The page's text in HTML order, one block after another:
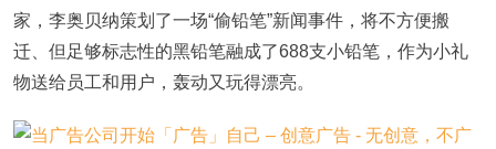
家，李奥贝纳策划了一场“偷铅笔”新闻事件，将不方便搬
迁、但足够标志性的黑铅笔融成了688支小铅笔，作为小礼
物送给员工和用户，轰动又玩得漂亮。